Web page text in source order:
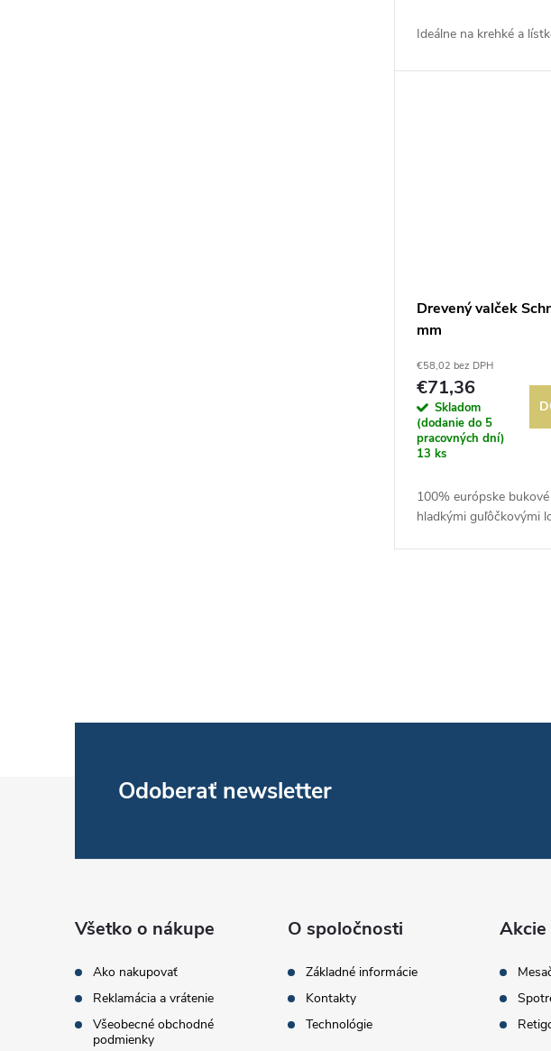
Ideálne na krehké a
Drevený valček
mm
€58,02 bez DPH
€71,36
Skladom
(dodanie do 5
pracovných dní)
13 ks
100% európske
hladkými guľôčkovými
á
i
p
r
Odoberať newsletter
Všetko o nákupe
Ako nakupovať
Reklamácia a vrátenie
Všeobecné obchodné
podmienky
O spoločnosti
Základné informácie
Kontakty
Technológie